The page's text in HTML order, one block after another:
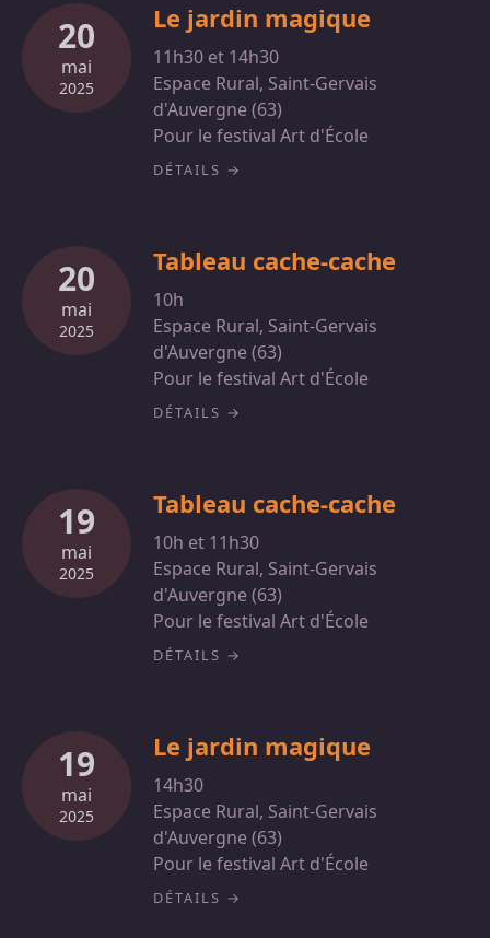
20
mai
2025
Le jardin magique
11h30 et 14h30
Espace Rural, Saint-Gervais
d'Auvergne (63)
Pour le festival Art d'École
DÉTAILS
20
mai
2025
Tableau cache-cache
10h
Espace Rural, Saint-Gervais
d'Auvergne (63)
Pour le festival Art d'École
DÉTAILS
19
mai
2025
Tableau cache-cache
10h et 11h30
Espace Rural, Saint-Gervais
d'Auvergne (63)
Pour le festival Art d'École
DÉTAILS
19
mai
2025
Le jardin magique
14h30
Espace Rural, Saint-Gervais
d'Auvergne (63)
Pour le festival Art d'École
DÉTAILS